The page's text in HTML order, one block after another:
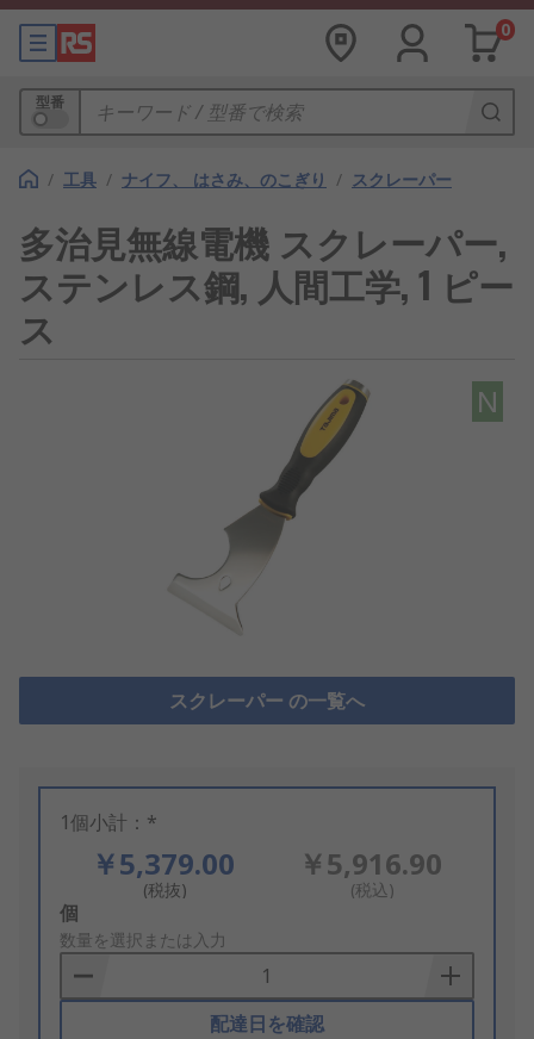
0
型番
/ 工具 / ナイフ、 はさみ、のこぎり / スクレーパー
多治見無線電機 スクレーパー,
ステンレス鋼, 人間工学, 1 ピー
ス
N
スクレーパー の一覧へ
1個小計：*
￥5,379.00
(税抜)
￥5,916.90
(税込)
Add
to
Basket
個
数量を選択または入力
配達日を確認